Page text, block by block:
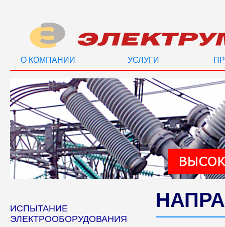
О КОМПАНИИ УСЛУГИ
ИСПЫТАНИЕ
ЭЛЕКТРООБОРУДОВАНИЯ